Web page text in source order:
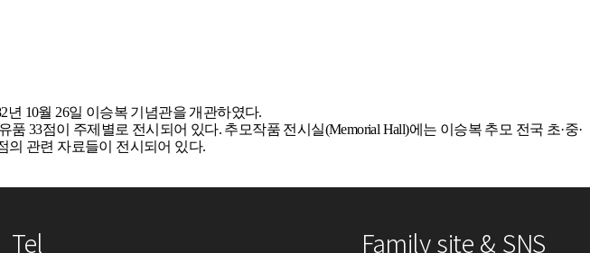
년 10월 26일 이승복 기념관을 개관하였다.
33점이 주제별로 전시되어 있다. 추모작품 전시실(Memorial Hall)에는 이승복 추모 전국 초·중·
의 관련 자료들이 전시되어 있다.
Tel Family site & SNS